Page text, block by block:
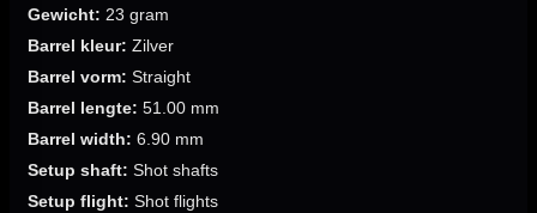
Gewicht: 23 gram
Barrel kleur: Zilver
Barrel vorm: Straight
Barrel lengte: 51.00 mm
Barrel width: 6.90 mm
Setup shaft: Shot shafts
Setup flight: Shot flights